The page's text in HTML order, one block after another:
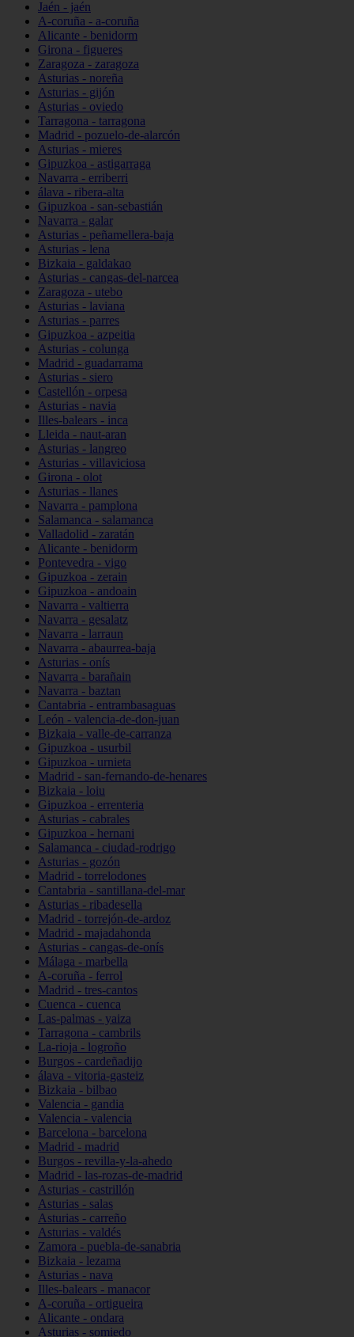
Jaén - jaén
A-coruña - a-coruña
Alicante - benidorm
Girona - figueres
Zaragoza - zaragoza
Asturias - noreña
Asturias - gijón
Asturias - oviedo
Tarragona - tarragona
Madrid - pozuelo-de-alarcón
Asturias - mieres
Gipuzkoa - astigarraga
Navarra - erriberri
álava - ribera-alta
Gipuzkoa - san-sebastián
Navarra - galar
Asturias - peñamellera-baja
Asturias - lena
Bizkaia - galdakao
Asturias - cangas-del-narcea
Zaragoza - utebo
Asturias - laviana
Asturias - parres
Gipuzkoa - azpeitia
Asturias - colunga
Madrid - guadarrama
Asturias - siero
Castellón - orpesa
Asturias - navia
Illes-balears - inca
Lleida - naut-aran
Asturias - langreo
Asturias - villaviciosa
Girona - olot
Asturias - llanes
Navarra - pamplona
Salamanca - salamanca
Valladolid - zaratán
Alicante - benidorm
Pontevedra - vigo
Gipuzkoa - zerain
Gipuzkoa - andoain
Navarra - valtierra
Navarra - gesalatz
Navarra - larraun
Navarra - abaurrea-baja
Asturias - onís
Navarra - barañain
Navarra - baztan
Cantabria - entrambasaguas
León - valencia-de-don-juan
Bizkaia - valle-de-carranza
Gipuzkoa - usurbil
Gipuzkoa - urnieta
Madrid - san-fernando-de-henares
Bizkaia - loiu
Gipuzkoa - errenteria
Asturias - cabrales
Gipuzkoa - hernani
Salamanca - ciudad-rodrigo
Asturias - gozón
Madrid - torrelodones
Cantabria - santillana-del-mar
Asturias - ribadesella
Madrid - torrejón-de-ardoz
Madrid - majadahonda
Asturias - cangas-de-onís
Málaga - marbella
A-coruña - ferrol
Madrid - tres-cantos
Cuenca - cuenca
Las-palmas - yaiza
Tarragona - cambrils
La-rioja - logroño
Burgos - cardeñadijo
álava - vitoria-gasteiz
Bizkaia - bilbao
Valencia - gandia
Valencia - valencia
Barcelona - barcelona
Madrid - madrid
Burgos - revilla-y-la-ahedo
Madrid - las-rozas-de-madrid
Asturias - castrillón
Asturias - salas
Asturias - carreño
Asturias - valdés
Zamora - puebla-de-sanabria
Bizkaia - lezama
Asturias - nava
Illes-balears - manacor
A-coruña - ortigueira
Alicante - ondara
Asturias - somiedo